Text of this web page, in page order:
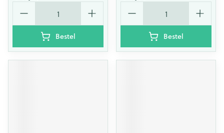
Aantal
Bestel
Aantal
Bestel